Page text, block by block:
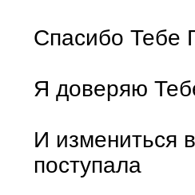
Спасибо Тебе
Я доверяю
И измениться
поступала